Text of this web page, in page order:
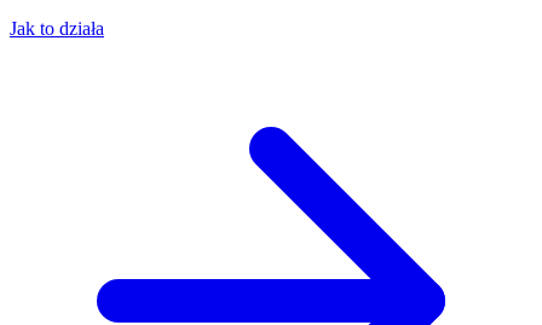
Jak to działa